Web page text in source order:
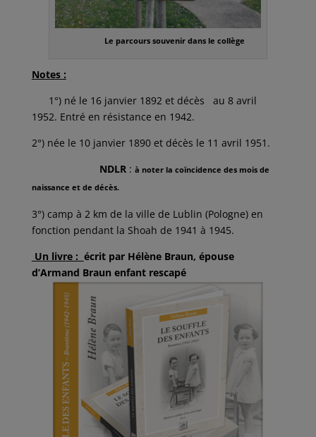
Le parcours souvenir dans le collège
Notes :
1°) né le 16 janvier 1892 et décès au 8 avril
1952. Entré en résistance en 1942.
2°) née le 10 janvier 1890 et décès le 11 avril 1951.
NDLR: à noter la coïncidence des mois de
naissance et de décès.
3°) camp à 2 km de la ville de Lublin (Pologne) en
fonction pendant la Shoah de 1941 à 1945.
Un livre : écrit par Hélène Braun, épouse
d’Armand Braun enfant rescapé